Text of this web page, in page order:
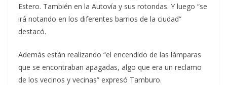
Estero. También en la Autovía y sus rotondas. Y luego “se
irá notando en los diferentes barrios de la ciudad”
destacó.
Además están realizando “el encendido de las lámparas
que se encontraban apagadas, algo que era un reclamo
de los vecinos y vecinas” expresó Tamburo.